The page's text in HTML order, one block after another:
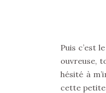
Puis c’est
ouvreuse,
hésité à
cette petite